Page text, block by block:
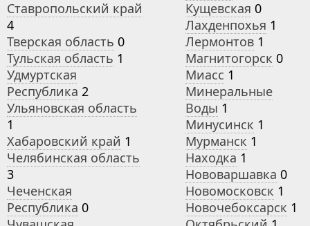
Ставропольский край
4
Тверская область 0
Тульская область 1
Удмуртская
Республика 2
Ульяновская область
1
Хабаровский край 1
Челябинская область
3
Чеченская
Республика 0
Кущевская 0
Лахденпохья 1
Лермонтов 1
Магнитогорск 0
Миасс 1
Минеральные
Воды 1
Минусинск 1
Мурманск 1
Находка 1
Нововаршавка 0
Новомосковск 1
Новочебоксарск 1